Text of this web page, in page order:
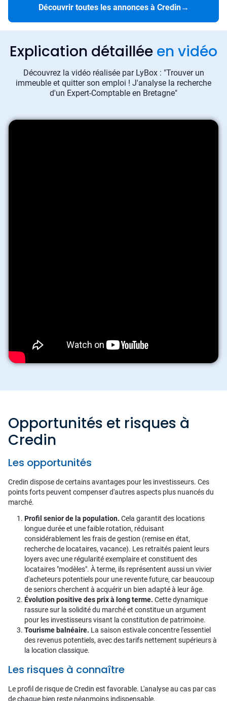
Découvrir toutes les annonces à Credin→
Explication détaillée en vidéo
Découvrez la vidéo réalisée par LyBox : "Trouver un
immeuble et quitter son emploi ! J'analyse la recherche
d'un Expert-Comptable en Bretagne"
Opportunités et risques à
Credin
Les opportunités
Credin dispose de certains avantages pour les investisseurs. Ces
points forts peuvent compenser d'autres aspects plus nuancés du
marché.
Profil senior de la population. Cela garantit des locations
longue durée et une faible rotation, réduisant
considérablement les frais de gestion (remise en état,
recherche de locataires, vacance). Les retraités paient leurs
loyers avec une régularité exemplaire et constituent des
locataires "modèles". À terme, ils représentent aussi un vivier
d'acheteurs potentiels pour une revente future, car beaucoup
de seniors cherchent à acquérir un bien adapté à leur âge.
Évolution positive des prix à long terme. Cette dynamique
rassure sur la solidité du marché et constitue un argument
pour les investisseurs visant la constitution de patrimoine.
Tourisme balnéaire. La saison estivale concentre l'essentiel
des revenus potentiels, avec des tarifs nettement supérieurs à
la location classique.
Les risques à connaître
Le profil de risque de Credin est favorable. L'analyse au cas par cas
de chaque bien reste néanmoins indispensable.